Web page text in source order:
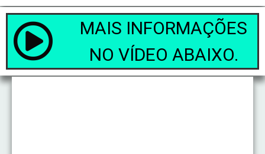
MAIS INFORMAÇÕES
NO VÍDEO ABAIXO.